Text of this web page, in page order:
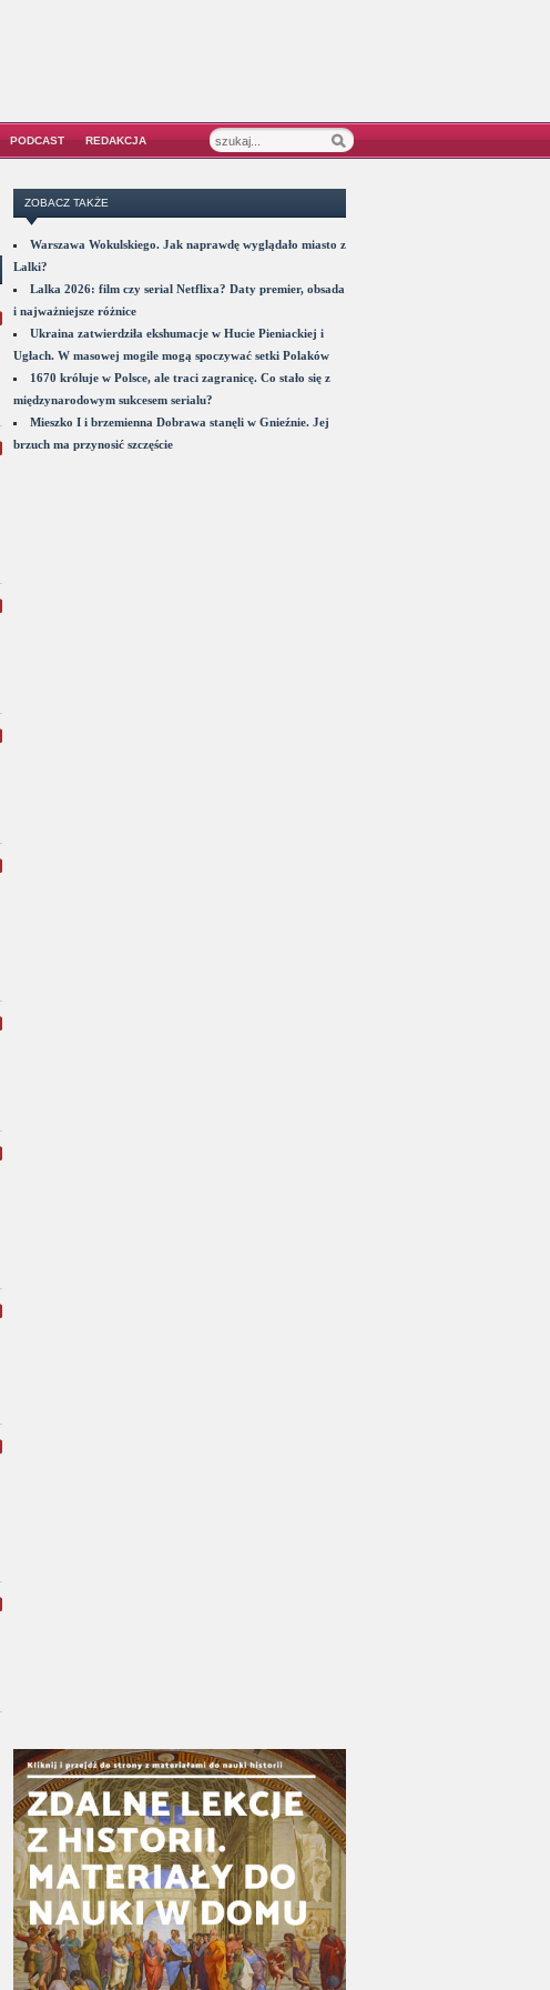
PODCAST REDAKCJA
ZOBACZ TAKŻE
Warszawa Wokulskiego. Jak naprawdę wyglądało miasto z
Lalki?
Lalka 2026: film czy serial Netflixa? Daty premier, obsada
i najważniejsze różnice
Ukraina zatwierdziła ekshumacje w Hucie Pieniackiej i
Ugłach. W masowej mogile mogą spoczywać setki Polaków
1670 króluje w Polsce, ale traci zagranicę. Co stało się z
międzynarodowym sukcesem serialu?
Mieszko I i brzemienna Dobrawa stanęli w Gnieźnie. Jej
brzuch ma przynosić szczęście